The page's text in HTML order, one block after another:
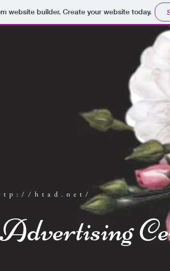
website builder. Create your website today.
htad.net/